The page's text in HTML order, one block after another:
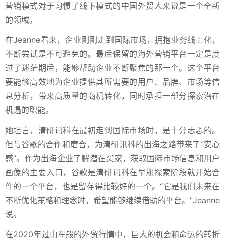
营销模式对于习惯了线下模式的中国外贸人来说是一个全新
的领域。
在Jeanne看来，企业刚刚走到国际市场，拥抱业务线上化，
不断尝试是不可避免的。最后保留的海外营销平台一定是度
过了迷茫期后，能够帮助企业不断聚焦的那一个。这个平台
要能够高效地为企业提供其所需要的用户、品牌、市场等信
息分析，带来高质量的商机转化，同时承担一部分探索潜在
机遇的职能。
她坦言，清研讯科在最初走到国际市场时，是十分忐忑的。
但与谷歌的合作和磨合，为清研讯科的出海之路带来了“安心
感”。作为出海企业了解潜在买家，获取国际市场信息和用户
画像的主要入口，谷歌是清研讯科在早期探索阶段就开始合
作的一个平台，也是留存得比较好的一个。“它是我们未来在
不断优化策略和理念时，希望能够继续借助的平台。”Jeanne
说。
在2020年过山车般的外贸行情中，巨大的机会和命运的转折